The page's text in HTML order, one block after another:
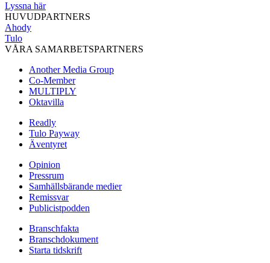
Lyssna här
HUVUDPARTNERS
Ahody
Tulo
VÅRA SAMARBETSPARTNERS
Another Media Group
Co-Member
MULTIPLY
Oktavilla
Readly
Tulo Payway
Äventyret
Opinion
Pressrum
Samhällsbärande medier
Remissvar
Publicistpodden
Branschfakta
Branschdokument
Starta tidskrift